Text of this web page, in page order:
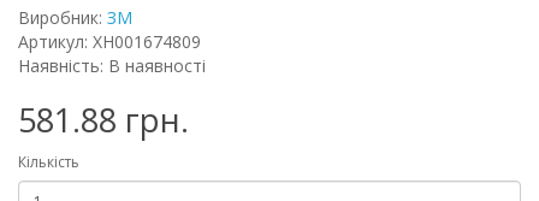
Виробник: ЗМ
Артикул: XH001674809
Наявність: В наявності
581.88 грн.
Кількість